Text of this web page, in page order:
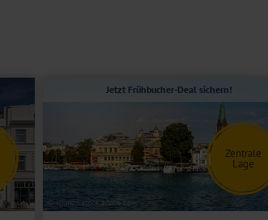
© spuno - stock.adobe.com
Zentrale
Lage
Jetzt Frühbucher-Deal sichern!